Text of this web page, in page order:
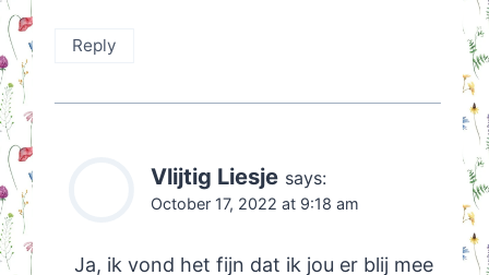
Reply
Vlijtig Liesje says:
October 17, 2022 at 9:18 am
Ja, ik vond het fijn dat ik jou er blij mee